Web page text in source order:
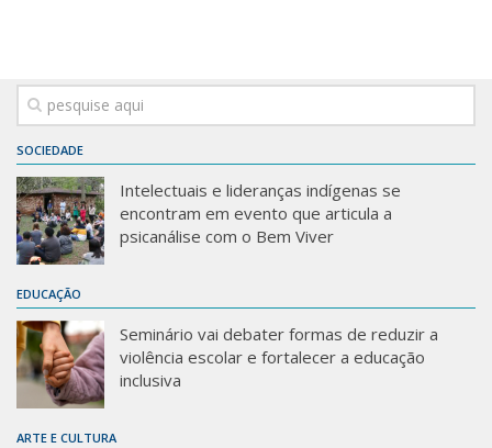
Alfabetização
Contato
Quem somos
Sobre o Portal
SOCIEDADE
Intelectuais e lideranças indígenas se
encontram em evento que articula a
psicanálise com o Bem Viver
EDUCAÇÃO
Seminário vai debater formas de reduzir a
violência escolar e fortalecer a educação
inclusiva
ARTE E CULTURA